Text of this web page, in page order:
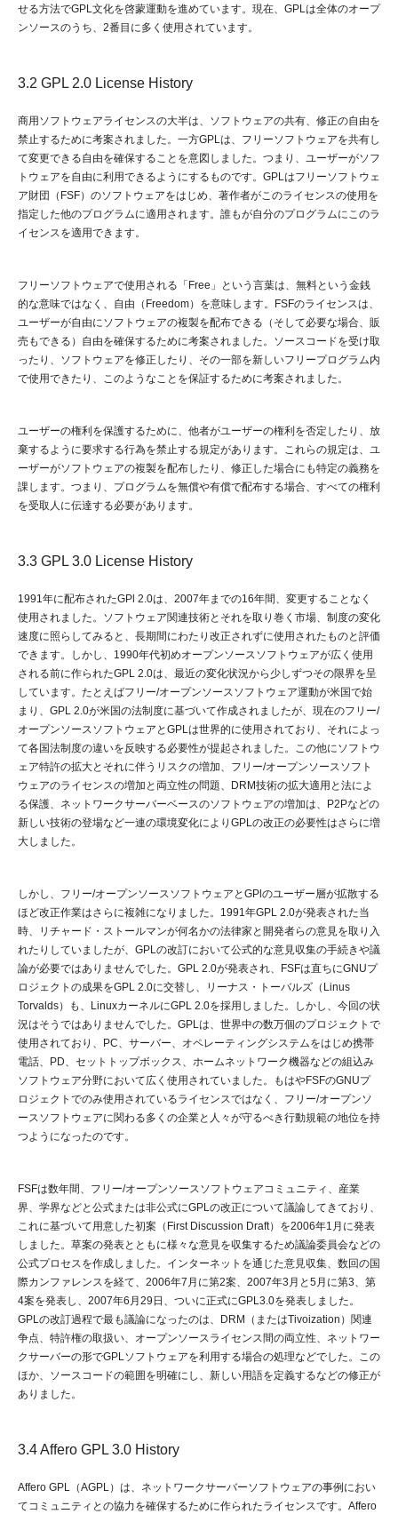
せる方法でGPL文化を啓蒙運動を進めています。現在、GPLは全体のオープ
ンソースのうち、2番目に多く使用されています。
3.2 GPL 2.0 License History
商用ソフトウェアライセンスの大半は、ソフトウェアの共有、修正の自由を
禁止するために考案されました。一方GPLは、フリーソフトウェアを共有し
て変更できる自由を確保することを意図しました。つまり、ユーザーがソフ
トウェアを自由に利用できるようにするものです。GPLはフリーソフトウェ
ア財団（FSF）のソフトウェアをはじめ、著作者がこのライセンスの使用を
指定した他のプログラムに適用されます。誰もが自分のプログラムにこのラ
イセンスを適用できます。
フリーソフトウェアで使用される「Free」という言葉は、無料という金銭
的な意味ではなく、自由（Freedom）を意味します。FSFのライセンスは、
ユーザーが自由にソフトウェアの複製を配布できる（そして必要な場合、販
売もできる）自由を確保するために考案されました。ソースコードを受け取
ったり、ソフトウェアを修正したり、その一部を新しいフリープログラム内
で使用できたり、このようなことを保証するために考案されました。
ユーザーの権利を保護するために、他者がユーザーの権利を否定したり、放
棄するように要求する行為を禁止する規定があります。これらの規定は、ユ
ーザーがソフトウェアの複製を配布したり、修正した場合にも特定の義務を
課します。つまり、プログラムを無償や有償で配布する場合、すべての権利
を受取人に伝達する必要があります。
3.3 GPL 3.0 License History
1991年に配布されたGPl 2.0は、2007年までの16年間、変更することなく
使用されました。ソフトウェア関連技術とそれを取り巻く市場、制度の変化
速度に照らしてみると、長期間にわたり改正されずに使用されたものと評価
できます。しかし、1990年代初めオープンソースソフトウェアが広く使用
される前に作られたGPL 2.0は、最近の変化状況から少しずつその限界を呈
しています。たとえばフリー/オープンソースソフトウェア運動が米国で始
まり、GPL 2.0が米国の法制度に基づいて作成されましたが、現在のフリー/
オープンソースソフトウェアとGPLは世界的に使用されており、それによっ
て各国法制度の違いを反映する必要性が提起されました。この他にソフトウ
ェア特許の拡大とそれに伴うリスクの増加、フリー/オープンソースソフト
ウェアのライセンスの増加と両立性の問題、DRM技術の拡大適用と法によ
る保護、ネットワークサーバーベースのソフトウェアの増加は、P2Pなどの
新しい技術の登場など一連の環境変化によりGPLの改正の必要性はさらに増
大しました。
しかし、フリー/オープンソースソフトウェアとGPlのユーザー層が拡散する
ほど改正作業はさらに複雑になりました。1991年GPL 2.0が発表された当
時、リチャード・ストールマンが何名かの法律家と開発者らの意見を取り入
れたりしていましたが、GPLの改訂において公式的な意見収集の手続きや議
論が必要ではありませんでした。GPL 2.0が発表され、FSFは直ちにGNUプ
ロジェクトの成果をGPL 2.0に交替し、リーナス・トーバルズ（Linus
Torvalds）も、LinuxカーネルにGPL 2.0を採用しました。しかし、今回の状
況はそうではありませんでした。GPLは、世界中の数万個のプロジェクトで
使用されており、PC、サーバー、オペレーティングシステムをはじめ携帯
電話、PD、セットトップボックス、ホームネットワーク機器などの組込み
ソフトウェア分野において広く使用されていました。もはやFSFのGNUプ
ロジェクトでのみ使用されているライセンスではなく、フリー/オープンソ
ースソフトウェアに関わる多くの企業と人々が守るべき行動規範の地位を持
つようになったのです。
FSFは数年間、フリー/オープンソースソフトウェアコミュニティ、産業
界、学界などと公式または非公式にGPLの改正について議論してきており、
これに基づいて用意した初案（First Discussion Draft）を2006年1月に発表
しました。草案の発表とともに様々な意見を収集するため議論委員会などの
公式プロセスを作成しました。インターネットを通じた意見収集、数回の国
際カンファレンスを経て、2006年7月に第2案、2007年3月と5月に第3、第
4案を発表し、2007年6月29日、ついに正式にGPL3.0を発表しました。
GPLの改訂過程で最も議論になったのは、DRM（またはTivoization）関連
争点、特許権の取扱い、オープンソースライセンス間の両立性、ネットワー
クサーバーの形でGPLソフトウェアを利用する場合の処理などでした。この
ほか、ソースコードの範囲を明確にし、新しい用語を定義するなどの修正が
ありました。
3.4 Affero GPL 3.0 History
Affero GPL（AGPL）は、ネットワークサーバーソフトウェアの事例におい
てコミュニティとの協力を確保するために作られたライセンスです。Affero